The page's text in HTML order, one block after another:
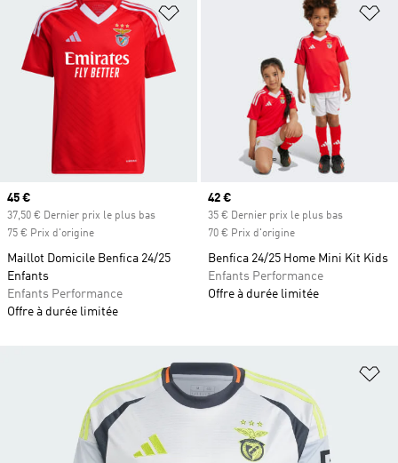
Ajouter à la Liste de produits
Prix actuel
45 €
37,50 € Dernier prix le plus bas
75 € Prix d'origine
Maillot Domicile Benfica 24/25
Enfants
Enfants Performance
Offre à durée limitée
Prix actuel
42 €
35 € Dernier prix le plus bas
70 € Prix d'origine
Benfica 24/25 Home Mini Kit Kids
Enfants Performance
Offre à durée limitée